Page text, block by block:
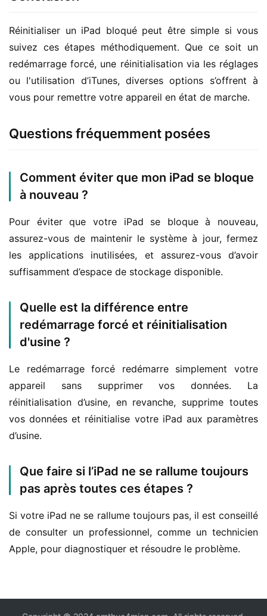
Réinitialiser un iPad bloqué peut être simple si vous
suivez ces étapes méthodiquement. Que ce soit un
redémarrage forcé, une réinitialisation via les réglages
ou l'utilisation d’iTunes, diverses options s’offrent à
vous pour remettre votre appareil en état de marche.
Questions fréquemment posées
Comment éviter que mon iPad se bloque
à nouveau ?
Pour éviter que votre iPad se bloque à nouveau,
assurez-vous de maintenir le système à jour, fermez
les applications inutilisées, et assurez-vous d’avoir
suffisamment d’espace de stockage disponible.
Quelle est la différence entre
redémarrage forcé et réinitialisation
d'usine ?
Le redémarrage forcé redémarre simplement votre
appareil sans supprimer vos données. La
réinitialisation d’usine, en revanche, supprime toutes
vos données et réinitialise votre iPad aux paramètres
d’usine.
Que faire si l’iPad ne se rallume toujours
pas après toutes ces étapes ?
Si votre iPad ne se rallume toujours pas, il est conseillé
de consulter un professionnel, comme un technicien
Apple, pour diagnostiquer et résoudre le problème.